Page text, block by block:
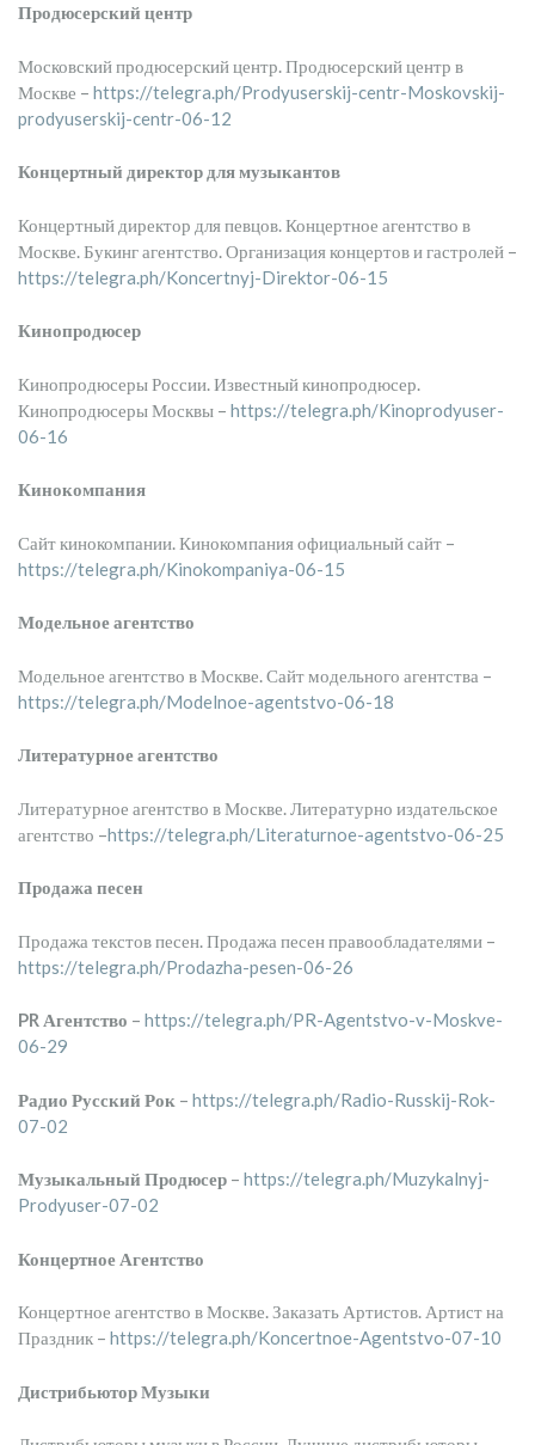
Продюсерский центр
Московский продюсерский центр. Продюсерский центр в
Москве – https://telegra.ph/Prodyuserskij-centr-Moskovskij-
prodyuserskij-centr-06-12
Концертный директор для музыкантов
Концертный директор для певцов. Концертное агентство в
Москве. Букинг агентство. Организация концертов и гастролей –
https://telegra.ph/Koncertnyj-Direktor-06-15
Кинопродюсер
Кинопродюсеры России. Известный кинопродюсер.
Кинопродюсеры Москвы – https://telegra.ph/Kinoprodyuser-
06-16
Кинокомпания
Сайт кинокомпании. Кинокомпания официальный сайт –
https://telegra.ph/Kinokompaniya-06-15
Модельное агентство
Модельное агентство в Москве. Сайт модельного агентства –
https://telegra.ph/Modelnoe-agentstvo-06-18
Литературное агентство
Литературное агентство в Москве. Литературно издательское
агентство –https://telegra.ph/Literaturnoe-agentstvo-06-25
Продажа песен
Продажа текстов песен. Продажа песен правообладателями –
https://telegra.ph/Prodazha-pesen-06-26
PR Агентство – https://telegra.ph/PR-Agentstvo-v-Moskve-
06-29
Радио Русский Рок – https://telegra.ph/Radio-Russkij-Rok-
07-02
Музыкальный Продюсер – https://telegra.ph/Muzykalnyj-
Prodyuser-07-02
Концертное Агентство
Концертное агентство в Москве. Заказать Артистов. Артист на
Праздник – https://telegra.ph/Koncertnoe-Agentstvo-07-10
Дистрибьютор Музыки